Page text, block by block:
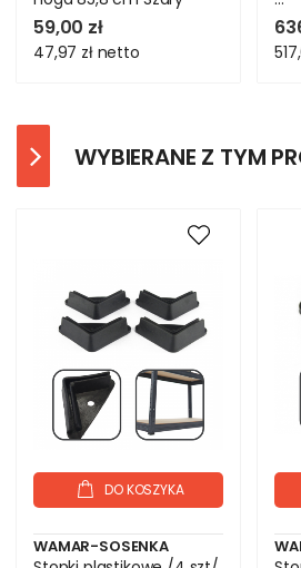
59,00 zł
47,97 zł netto
WYBIERANE Z TYM
DO KOSZYKA
WAMAR-SOSENKA